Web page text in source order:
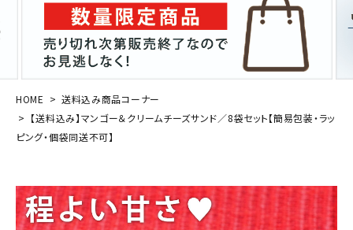
search
ACCOUNT MENU
ログイン
お酒別オススメ
HOME
送料込み商品コーナー
【送料込み】マンゴー＆クリームチーズサンド／8袋セット【簡易包装・ラッ
ピング・個袋同送不可】